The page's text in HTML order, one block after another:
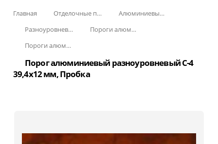
Главная Отделочные профили
Алюминиевые пороги
Разноуровневые алюминиевые профили
Пороги алюминиевые разноуровневые С-4 39,4х12 мм (открытый крепеж)
Пороги алюминиевые разноуровневые С-4 39,4х12 мм Декорированные
Порог алюминиевый разноуровневый C-4
39,4x12 мм, Пробка